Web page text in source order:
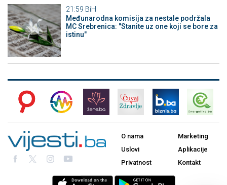
21:59 BiH
Međunarodna komisija za nestale podržala
MC Srebrenica: "Stanite uz one koji se bore za
istinu"
O nama
Uslovi
Privatnost
Marketing
Aplikacije
Kontakt